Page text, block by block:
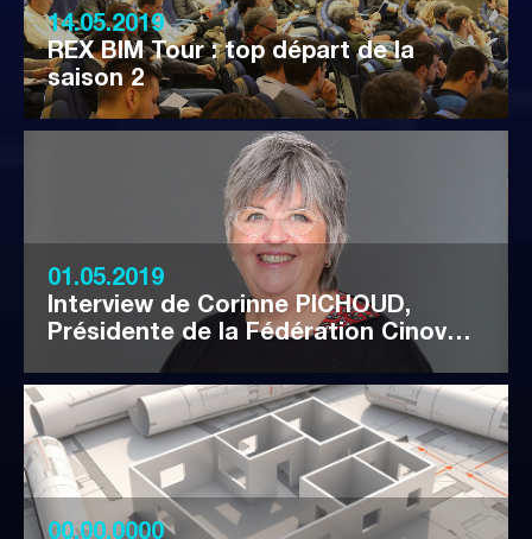
14.05.2019
REX BIM Tour : top départ de la
saison 2
01.05.2019
Interview de Corinne PICHOUD,
Présidente de la Fédération Cinov…
00.00.0000